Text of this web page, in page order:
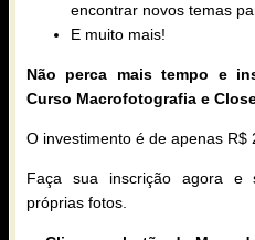
encontrar novos temas
E muito mais!
Não perca mais tempo e
Curso Macrofotografia e
O investimento é de apenas R$
Faça sua inscrição agora e
próprias fotos.